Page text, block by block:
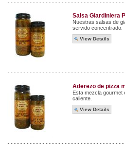
Salsa Giardiniera
Nuestras salsas de
servido concentrado.
View Details
Aderezo de pizza
Esta mezcla gourmet
caliente.
View Details